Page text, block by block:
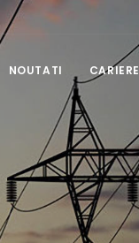
NOUTATI CARIERE